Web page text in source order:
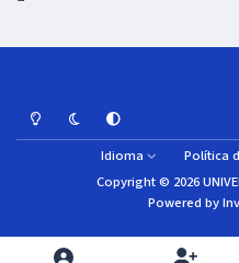
Light ModeDark ModeSystem Preference
Idioma Política
Copyright © 2026
Powered by